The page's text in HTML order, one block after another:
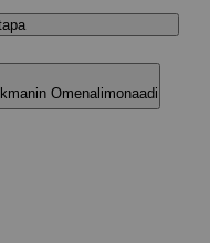
Omenalimonaadi